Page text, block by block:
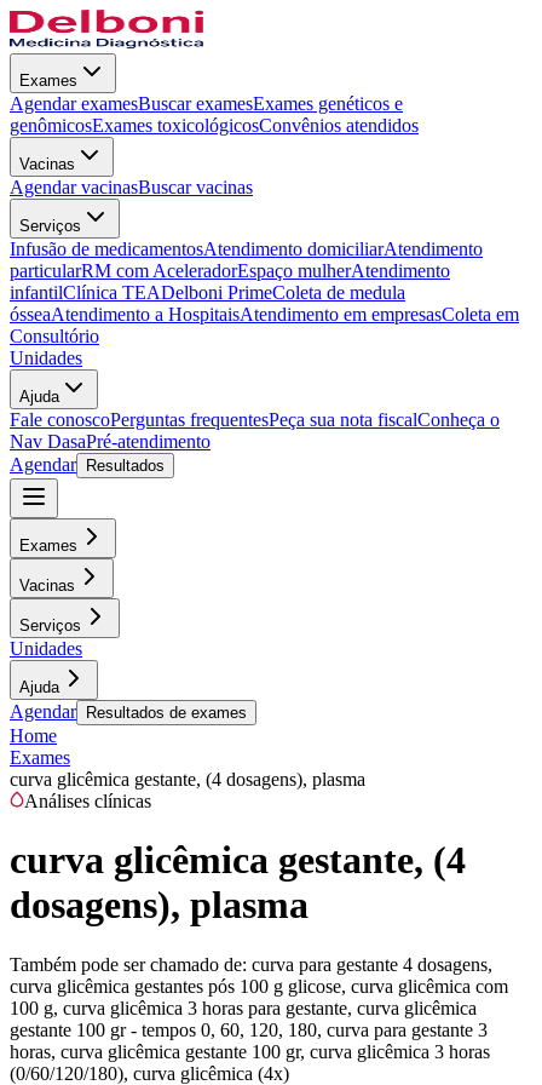
Exames
Agendar examesBuscar examesExames genéticos e
genômicosExames toxicológicosConvênios atendidos
Vacinas
Agendar vacinasBuscar vacinas
Serviços
Infusão de medicamentosAtendimento domiciliarAtendimento
particularRM com AceleradorEspaço mulherAtendimento
infantilClínica TEADelboni PrimeColeta de medula
ósseaAtendimento a HospitaisAtendimento em empresasColeta em
Consultório
Unidades
Ajuda
Fale conoscoPerguntas frequentesPeça sua nota fiscalConheça o
Nav DasaPré-atendimento
Agendar
Resultados
Exames
Vacinas
Serviços
Unidades
Ajuda
Agendar Resultados de exames
Home
Exames
curva glicêmica gestante, (4 dosagens), plasma
Análises clínicas
curva glicêmica gestante, (4
dosagens), plasma
Também pode ser chamado de: curva para gestante 4 dosagens,
curva glicêmica gestantes pós 100 g glicose, curva glicêmica com
100 g, curva glicêmica 3 horas para gestante, curva glicêmica
gestante 100 gr - tempos 0, 60, 120, 180, curva para gestante 3
horas, curva glicêmica gestante 100 gr, curva glicêmica 3 horas
(0/60/120/180), curva glicêmica (4x)